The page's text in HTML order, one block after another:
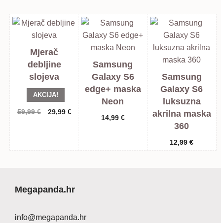
Mjerač
debljine
slojeva
AKCIJA!
59,99€
Izvorna
29,99 €Trenutna
Samsung
Galaxy S6
edge+ maska
Neon
14,99 €
Samsung
Galaxy S6
luksuzna
akrilna maska
360
12,99€
Megapanda.hr
info@megapanda.hr